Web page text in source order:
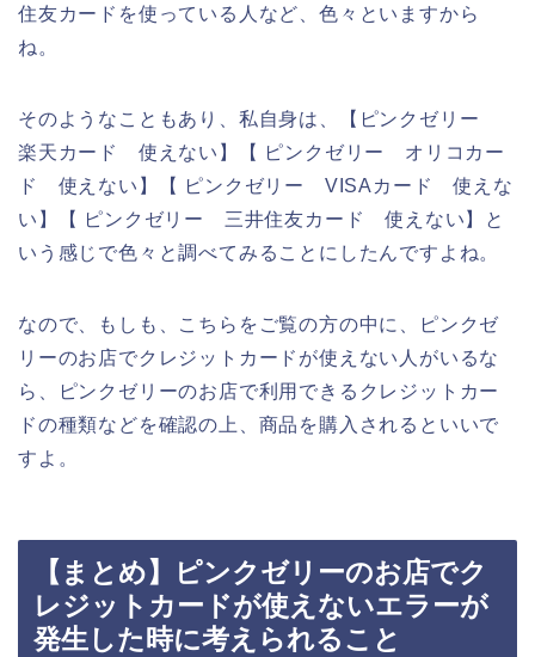
住友カードを使っている人など、色々といますから
ね。
そのようなこともあり、私自身は、【ピンクゼリー
楽天カード 使えない】【 ピンクゼリー オリコカー
ド 使えない】【 ピンクゼリー VISAカード 使えな
い】【 ピンクゼリー 三井住友カード 使えない】と
いう感じで色々と調べてみることにしたんですよね。
なので、もしも、こちらをご覧の方の中に、ピンクゼ
リーのお店でクレジットカードが使えない人がいるな
ら、ピンクゼリーのお店で利用できるクレジットカー
ドの種類などを確認の上、商品を購入されるといいで
すよ。
【まとめ】ピンクゼリーのお店でク
レジットカードが使えないエラーが
発生した時に考えられること